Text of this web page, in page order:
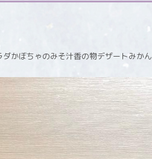
かぼちゃのみそ汁香の物デザートみかん